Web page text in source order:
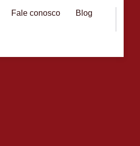
Fale conosco
Blog